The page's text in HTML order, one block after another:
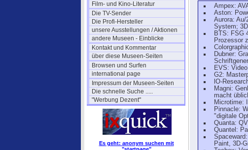
Film- und Kino-Literatur
Die TV-Sender
Die Profi-Hersteller
unsere Ausstellungen / Aktionen
andere Museen - Einblicke
Kontakt und Kommentar
über diese Museen-Seiten
Browsen und Surfen
international page
Impressum der Museen-Seiten
Die schnelle Suche .....
"Werbung Dezent"
Es geht: anonym suchen mit
Ampex:
Aston:
Aurora:
System;
BTS: FSG
Prozessor
Dubner:
EVS:
G2:
lO-
Magni:
macht
Microtime:
Pinnacle:
"digitale
Quanta:
Quantel:
Paint, 3D-